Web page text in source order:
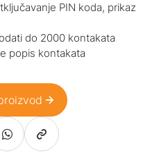
PIN koda, prikaz
do 2000 kontakata
popis kontakata